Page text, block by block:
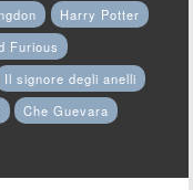
Harry Potter
Furious
Il signore degli anelli
Che Guevara